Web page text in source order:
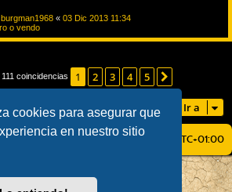
cookies para asegurar que
en nuestro sitio
burgman1968 « 03 Dic 2013 11:34
o vendo
coincidencias 1 2 3 4 5
Ir a
TODOS LOS HORARIOS SON UTC+01:00
® FORUM SOFTWARE © PHPBB LIMITED